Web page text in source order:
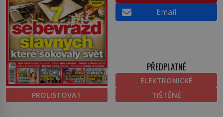
PROLISTOVAT
Email
PŘEDPLATNÉ
ELEKTRONICKÉ
TIŠTĚNÉ